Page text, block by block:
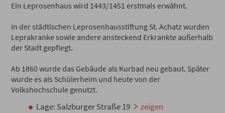
Ein Leprosenhaus wird 1443/1451 erstmals erwähnt.
In der städtischen Leprosenhausstiftung St. Achatz wurden
Leprakranke sowie andere ansteckend Erkrankte außerhalb
der Stadt gepflegt.
Ab 1860 wurde das Gebäude als Kurbad neu gebaut. Später
wurde es als Schülerheim und heute von der
Volkshochschule genutzt.
Lage: Salzburger Straße 19
zeigen